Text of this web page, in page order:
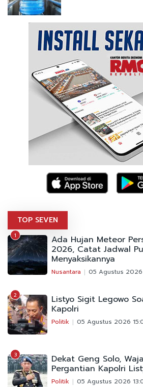
TOP SEVEN
1 Ada Hujan Meteor
2026, Catat Jadwal
Menyaksikannya
Nusantara 05 Agustus 2026
2 Listyo Sigit Legowo
Kapolri
Politik 05 Agustus 2026
3 Dekat Geng Solo,
Pergantian Kapolri
Politik 05 Agustus 2026